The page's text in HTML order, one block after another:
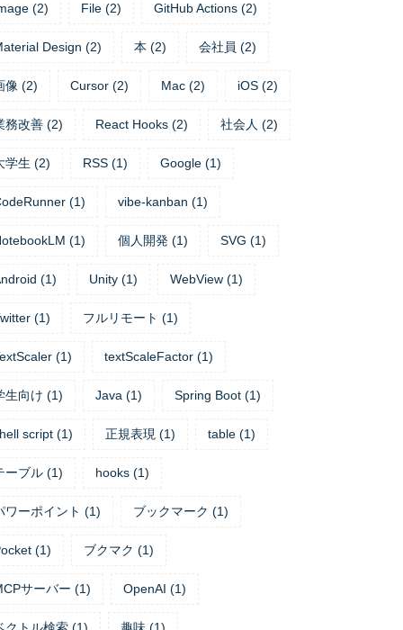
(2) File (2) GitHub Actions (2)
Design (2) 本 (2) 会社員 (2)
像 (2) Cursor (2) Mac (2) iOS (2)
務改善 (2) React Hooks (2) 社会人 (2)
学生 (2) RSS (1) Google (1)
(1) vibe-kanban (1)
(1) 個人開発 (1) SVG (1)
(1) Unity (1) WebView (1)
(1) フルリモート (1)
(1) textScaleFactor (1)
生向け (1) Java (1) Spring Boot (1)
script (1) 正規表現 (1) table (1)
ーブル (1) hooks (1)
ワーポイント (1) ブックマーク (1)
(1) ブクマク (1)
サーバー (1) OpenAI (1)